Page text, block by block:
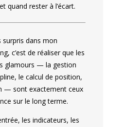
quand rester à l’écart.
surpris dans mon
c’est de réaliser que les
glamours — la gestion
le calcul de position,
— sont exactement ceux
sur le long terme.
les indicateurs, les